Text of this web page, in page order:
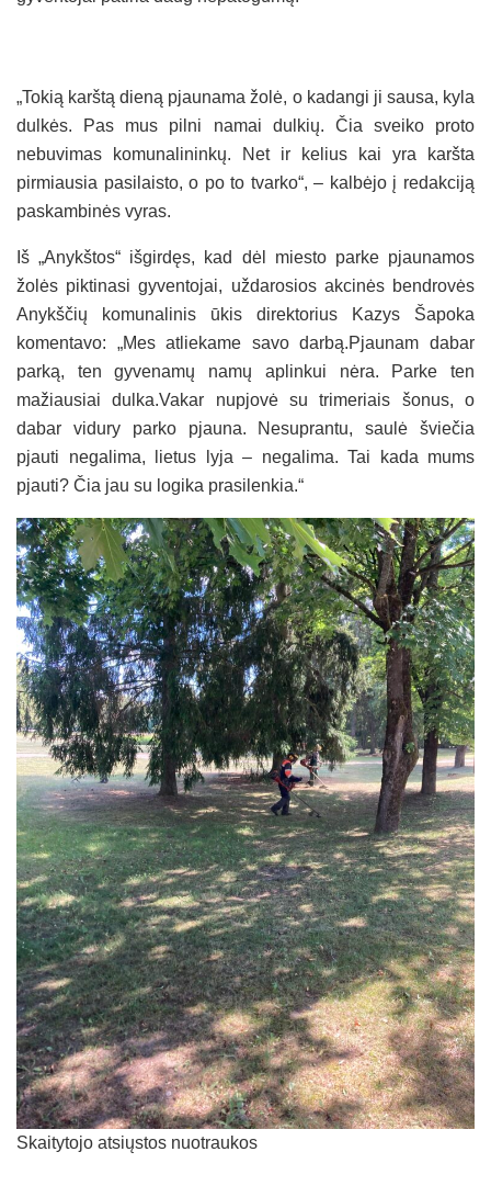
„Tokią karštą dieną pjaunama žolė, o kadangi ji sausa, kyla
dulkės. Pas mus pilni namai dulkių. Čia sveiko proto
nebuvimas komunalininkų. Net ir kelius kai yra karšta
pirmiausia pasilaisto, o po to tvarko“, – kalbėjo į redakciją
paskambinės vyras.
Iš „Anykštos“ išgirdęs, kad dėl miesto parke pjaunamos
žolės piktinasi gyventojai, uždarosios akcinės bendrovės
Anykščių komunalinis ūkis direktorius Kazys Šapoka
komentavo: „Mes atliekame savo darbą.Pjaunam dabar
parką, ten gyvenamų namų aplinkui nėra. Parke ten
mažiausiai dulka.Vakar nupjovė su trimeriais šonus, o
dabar vidury parko pjauna. Nesuprantu, saulė šviečia
pjauti negalima, lietus lyja – negalima. Tai kada mums
pjauti? Čia jau su logika prasilenkia.“
Skaitytojo atsiųstos nuotraukos